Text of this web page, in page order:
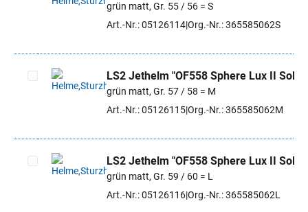
Artikel auswählen
grün matt, Gr. 55 / 56 = S
Art.-Nr.: 05126114Org.-Nr.: 365585062S
Artikel auswählen
LS2 Jethelm "OF558 Sphere Lux II Solid"
grün matt, Gr. 57 / 58 = M
Art.-Nr.: 05126115Org.-Nr.: 365585062M
Artikel auswählen
LS2 Jethelm "OF558 Sphere Lux II Solid"
grün matt, Gr. 59 / 60 = L
Art.-Nr.: 05126116Org.-Nr.: 365585062L